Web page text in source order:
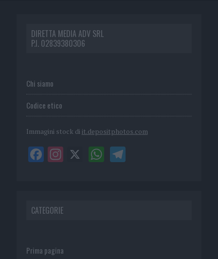
DIRETTA MEDIA ADV SRL
P.I. 02839380306
Chi siamo
Codice etico
Immagini stock di it.depositphotos.com
CATEGORIE
Prima pagina